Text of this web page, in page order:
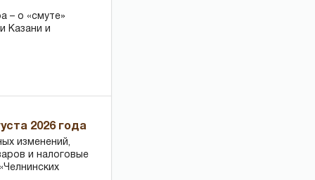
– о «смуте»
Казани и
2026 года
изменений,
и налоговые